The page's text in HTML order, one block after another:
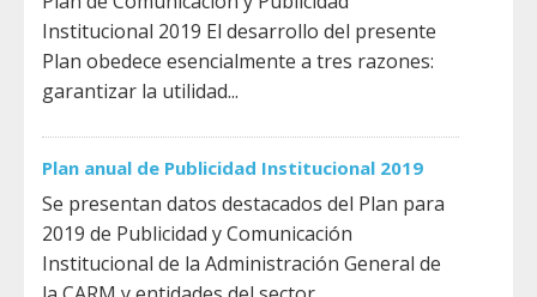
Institucional 2019 El desarrollo del presente
Plan obedece esencialmente a tres razones:
garantizar la utilidad...
Plan anual de Publicidad Institucional 2019
Se presentan datos destacados del Plan para
2019 de Publicidad y Comunicación
Institucional de la Administración General de